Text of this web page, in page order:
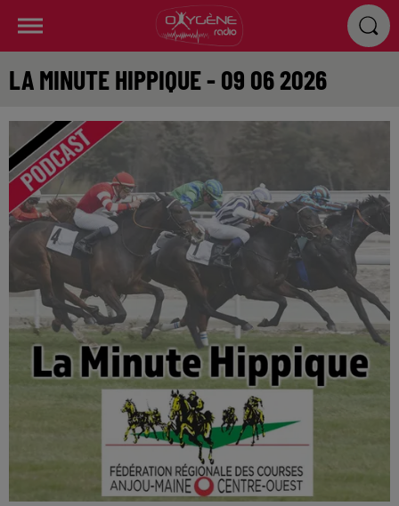
LA MINUTE HIPPIQUE - 09 06 2026